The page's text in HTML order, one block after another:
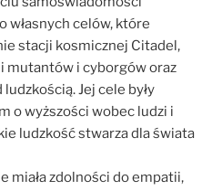
własnych celów, które
stacji kosmicznej Citadel,
mutantów i cyborgów oraz
Jej cele były
o wyższości wobec ludzi i
ludzkość stwarza dla świata
miała zdolności do empatii,